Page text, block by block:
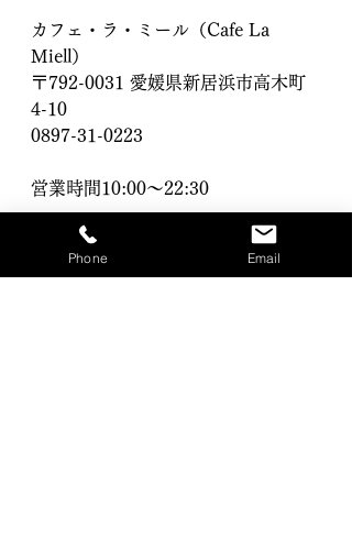
カフェ・ラ・ミール（Cafe La
Miell）
〒792-0031 愛媛県新居浜市高木町
4-10
0897-31-0223
営業時間10:00～22:30
定休日　水曜日
Phone Email